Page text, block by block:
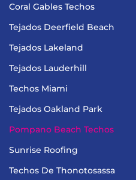
Coral Gables Techos
Tejados Deerfield Beach
Tejados Lakeland
Tejados Lauderhill
Techos Miami
Tejados Oakland Park
Pompano Beach Techos
Sunrise Roofing
Techos De Thonotosassa